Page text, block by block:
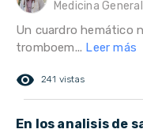
Medicina General
Un cuardro hemático
tromboem... Leer más
remove_red_eye 241 vistas
En los analisis de